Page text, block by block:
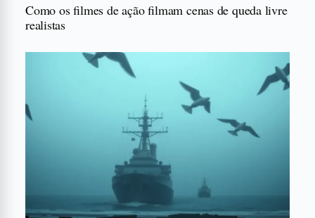
Como os filmes de ação filmam cenas de queda livre
realistas